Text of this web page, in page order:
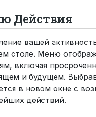
Действия
вашей
столе. Меню
включая
и будущем.
в новом окне с
действий.